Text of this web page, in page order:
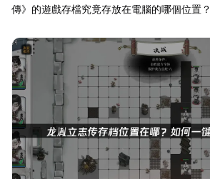
傳》的遊戲存檔究竟存放在電腦的哪個位置？